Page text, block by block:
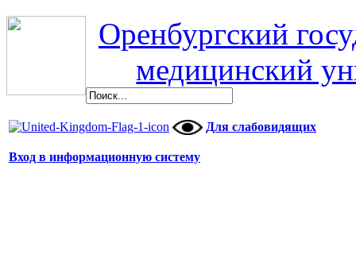
Оренбургский
медицинский
Для слабовидящих
Вход в информационную систему